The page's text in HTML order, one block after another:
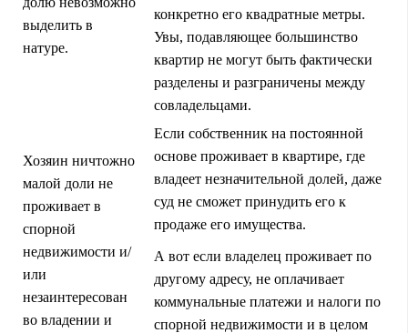
выделить в
натуре.
конкретно его квадратные метры.
Увы, подавляющее большинство
квартир не могут быть фактически
разделены и разграничены между
совладельцами.
Хозяин ничтожно
малой доли не
проживает в
спорной
недвижимости и/
или
незаинтересован
во владении и
Если собственник на постоянной
основе проживает в квартире, где
владеет незначительной долей, даже
суд не сможет принудить его к
продаже его имущества.
А вот если владелец проживает по
другому адресу, не оплачивает
коммунальные платежи и налоги по
спорной недвижимости и в целом